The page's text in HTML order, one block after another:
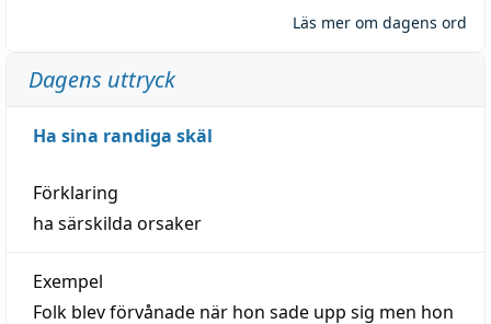
Läs mer om dagens ord
Dagens uttryck
Ha sina randiga skäl
Förklaring
ha särskilda orsaker
Exempel
Folk blev förvånade när hon sade upp sig men hon